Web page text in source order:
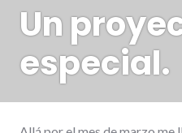
Un
especial.